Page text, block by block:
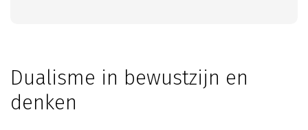
Dualisme in bewustzijn en
denken